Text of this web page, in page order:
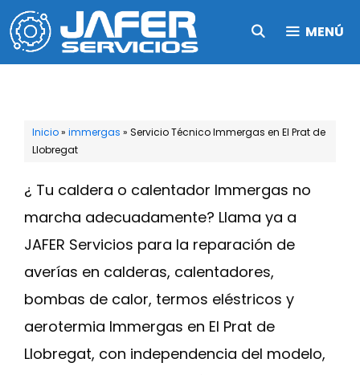
Saltar
al
contenido
MENÚ
Inicio» immergas » Servicio Técnico Immergas en El Prat de
Llobregat
¿ Tu caldera o calentador Immergas no
marcha adecuadamente? Llama ya a
JAFER Servicios para la reparación de
averías en calderas, calentadores,
bombas de calor, termos eléstricos y
aerotermia Immergas en El Prat de
Llobregat, con independencia del modelo,